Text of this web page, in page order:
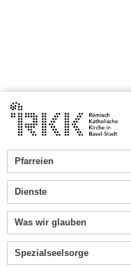
Pfarreien
Dienste
Was wir glauben
Spezialseelsorge